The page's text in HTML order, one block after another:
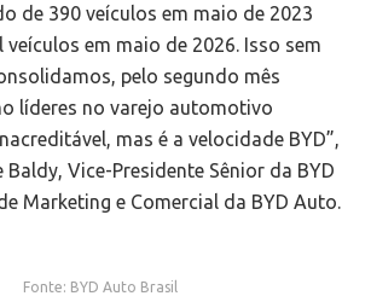
de 390 veículos em maio de 2023
veículos em maio de 2026. Isso sem
pelo segundo mês
líderes no varejo automotivo
mas é a velocidade BYD”,
Baldy, Vice-Presidente Sênior da BYD
Marketing e Comercial da BYD Auto.
Fonte: BYD Auto Brasil